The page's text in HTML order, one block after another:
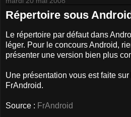
Répertoire sous
Le répertoire par défaut dans
léger. Pour le concours Android,
présenter une version bien plus
Une présentation vous est faite
FrAndroid.
Source : FrAndroid